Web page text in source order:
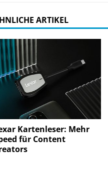
ARTIKEL
Kartenleser: Mehr
für Content